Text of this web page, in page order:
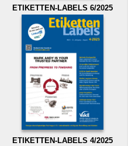
ETIKETTEN-LABELS 6/2025
ETIKETTEN-LABELS 4/2025